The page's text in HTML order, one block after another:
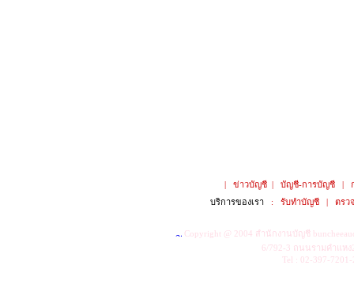
| ข่าวบัญชี | บัญชี-การบัญชี |
บริการของเรา
: รับทำบัญชี | ตรว
Copyright @ 2004 สำนักงานบัญชี
6/792-3 ถนนรามคำแหง
Tel : 02-397-